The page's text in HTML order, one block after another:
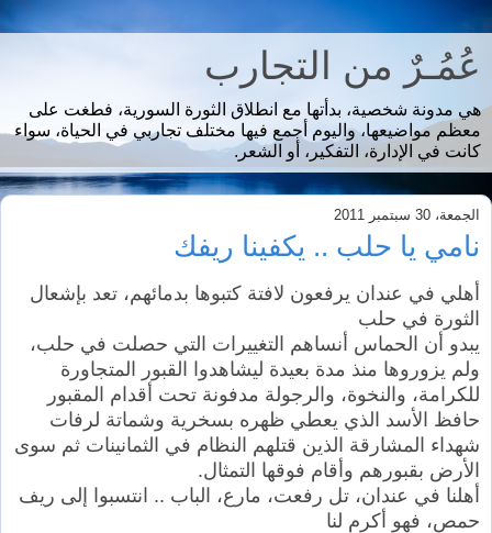
عُمُـرٌ من التجارب
هي مدونة شخصية، بدأتها مع انطلاق الثورة السورية، فطغت على
معظم مواضيعها، واليوم أجمع فيها مختلف تجاربي في الحياة، سواء
كانت في الإدارة، التفكير، أو الشعر.
الجمعة، 30 سبتمبر 2011
نامي يا حلب .. يكفينا ريفك
أهلي في عندان يرفعون لافتة كتبوها بدمائهم، تعد بإشعال
الثورة في حلب
يبدو أن الحماس أنساهم التغييرات التي حصلت في حلب،
ولم يزوروها منذ مدة بعيدة ليشاهدوا القبور المتجاورة
للكرامة، والنخوة، والرجولة مدفونة تحت أقدام المقبور
حافظ الأسد الذي يعطي ظهره بسخرية وشماتة لرفات
شهداء المشارقة الذين قتلهم النظام في الثمانينات ثم سوى
الأرض بقبورهم وأقام فوقها التمثال.
أهلنا في عندان، تل رفعت، مارع، الباب .. انتسبوا إلى ريف
حمص، فهو أكرم لنا